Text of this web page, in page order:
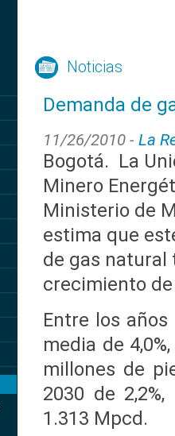
Noticias
Demanda de
11/26/2010 - La
Bogotá. La
Minero
Ministerio de
estima que
de gas natural
crecimiento de
Entre los
media de
millones de
2030 de
1.313 Mpcd.